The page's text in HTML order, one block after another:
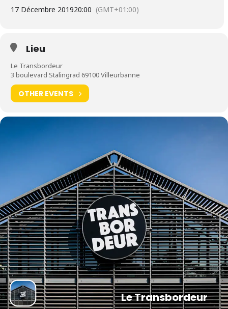
17 Décembre 201920:00 (GMT+01:00)
Lieu
Le Transbordeur
3 boulevard Stalingrad 69100 Villeurbanne
OTHER EVENTS
Le Transbordeur